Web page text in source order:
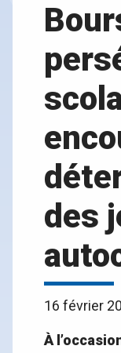
des
16 février
À